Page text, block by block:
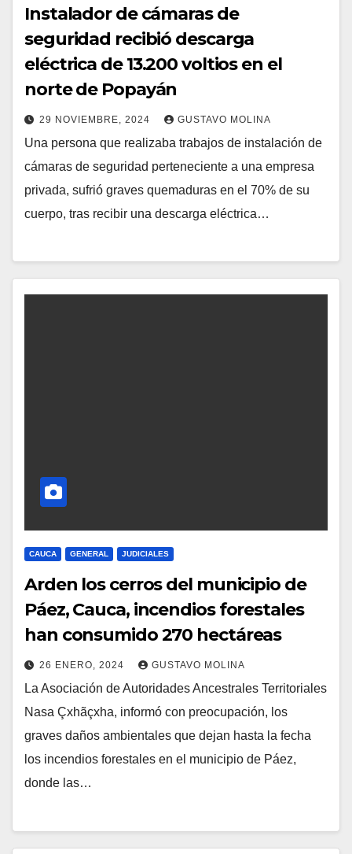
Instalador de cámaras de
seguridad recibió descarga
eléctrica de 13.200 voltios en el
norte de Popayán
29 NOVIEMBRE, 2024 GUSTAVO MOLINA
Una persona que realizaba trabajos de instalación de
cámaras de seguridad perteneciente a una empresa
privada, sufrió graves quemaduras en el 70% de su
cuerpo, tras recibir una descarga eléctrica…
CAUCA GENERAL JUDICIALES
Arden los cerros del municipio de
Páez, Cauca, incendios forestales
han consumido 270 hectáreas
26 ENERO, 2024 GUSTAVO MOLINA
La Asociación de Autoridades Ancestrales Territoriales
Nasa Çxhãçxha, informó con preocupación, los
graves daños ambientales que dejan hasta la fecha
los incendios forestales en el municipio de Páez,
donde las…